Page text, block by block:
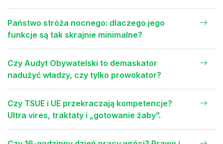
Państwo stróża nocnego: dlaczego jego
funkcje są tak skrajnie minimalne?
Czy Audyt Obywatelski to demaskator
nadużyć władzy, czy tylko prowokator?
Czy TSUE i UE przekraczają kompetencje?
Ultra vires, traktaty i „gotowanie żaby”.